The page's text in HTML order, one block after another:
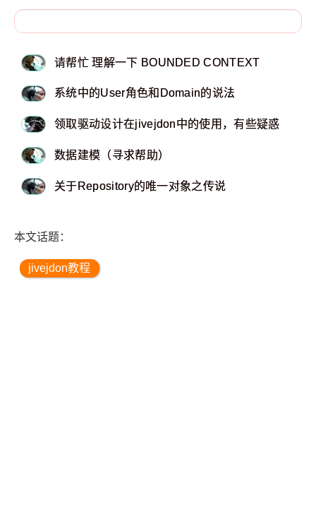
请帮忙 理解一下 BOUNDED CONTEXT
系统中的User角色和Domain的说法
领取驱动设计在jivejdon中的使用，有些疑惑
数据建模（寻求帮助）
关于Repository的唯一对象之传说
本文话题：
jivejdon教程